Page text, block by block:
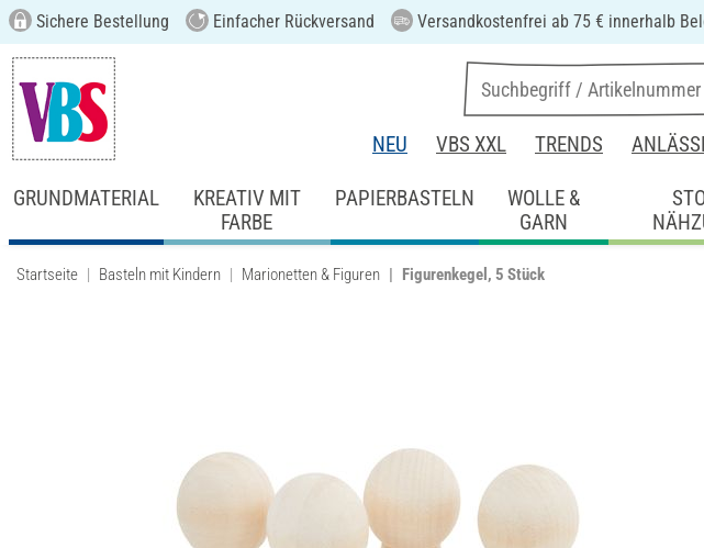
Sichere Bestellung Einfacher Rückversand Versandkostenfrei ab 75 € innerhalb
NEU VBS XXL TRENDS
GRUNDMATERIAL
KREATIV MIT
FARBE
PAPIERBASTELN
WOLLE &
GARN
Startseite Basteln mit Kindern Marionetten & Figuren Figurenkegel, 5 Stück